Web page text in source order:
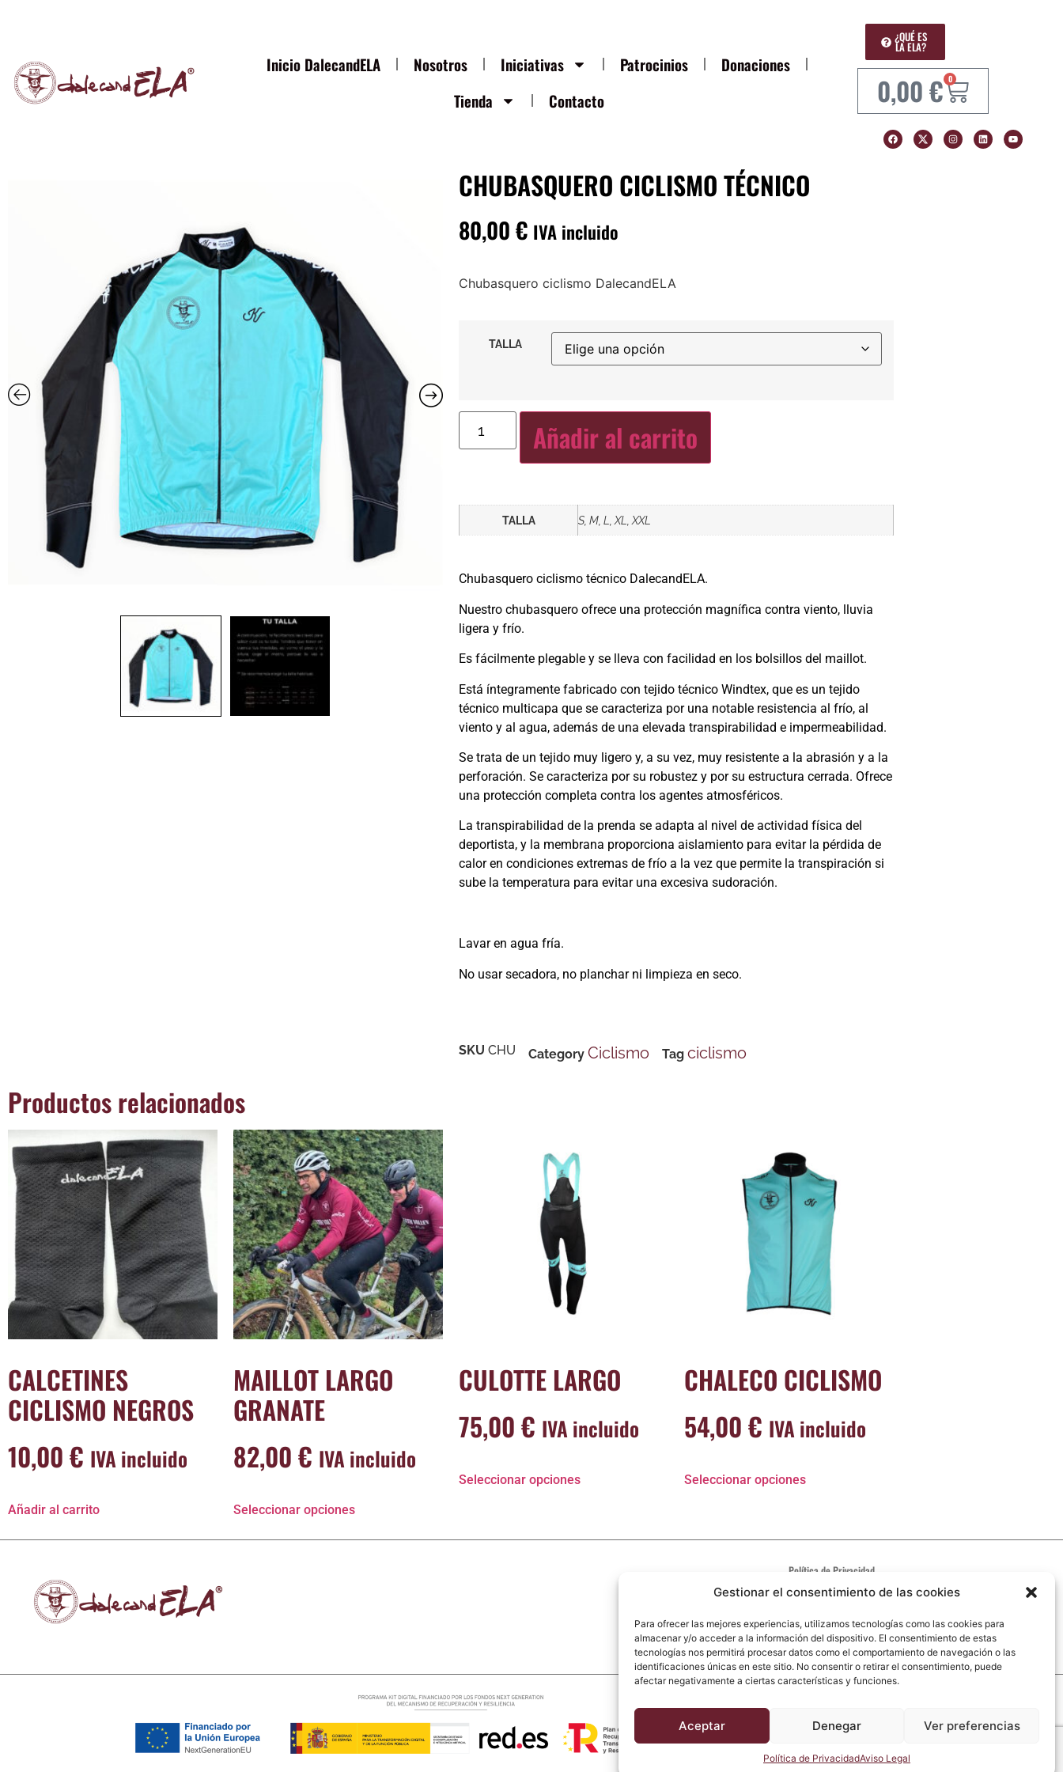
Gestionar el consentimiento de las cookies
Para ofrecer las mejores experiencias, utilizamos tecnologías como las cookies para
almacenar y/o acceder a la información del dispositivo. El consentimiento de estas
tecnologías nos permitirá procesar datos como el comportamiento de navegación o las
identificaciones únicas en este sitio. No consentir o retirar el consentimiento, puede
afectar negativamente a ciertas características y funciones.
Aceptar Denegar Ver preferencias
Política de PrivacidadAviso Legal
Inicio DalecandELA Nosotros Iniciativas Patrocinios
Donaciones
Tienda
Contacto
¿QUÉ ES
LA ELA?
0,00€ 0
CHUBASQUERO CICLISMO TÉCNICO
80,00€ IVA incluido
Chubasquero ciclismo DalecandELA
TALLA
Añadir al carrito
TALLA S, M, L, XL, XXL
Chubasquero ciclismo técnico DalecandELA.
Nuestro chubasquero ofrece una protección magnífica contra viento, lluvia
ligera y frío.
Es fácilmente plegable y se lleva con facilidad en los bolsillos del maillot.
Está íntegramente fabricado con tejido técnico Windtex, que es un tejido
técnico multicapa que se caracteriza por una notable resistencia al frío, al
viento y al agua, además de una elevada transpirabilidad e impermeabilidad.
Se trata de un tejido muy ligero y, a su vez, muy resistente a la abrasión y a la
perforación. Se caracteriza por su robustez y por su estructura cerrada. Ofrece
una protección completa contra los agentes atmosféricos.
La transpirabilidad de la prenda se adapta al nivel de actividad física del
deportista, y la membrana proporciona aislamiento para evitar la pérdida de
calor en condiciones extremas de frío a la vez que permite la transpiración si
sube la temperatura para evitar una excesiva sudoración.
Lavar en agua fría.
No usar secadora, no planchar ni limpieza en seco.
SKU CHU Category Ciclismo Tag ciclismo
Productos relacionados
CALCETINES
CICLISMO NEGROS
10,00€ IVA incluido
Añadir al carrito
MAILLOT LARGO
GRANATE
82,00€ IVA incluido
Seleccionar opciones
CULOTTE LARGO
75,00€ IVA incluido
Seleccionar opciones
CHALECO CICLISMO
54,00€ IVA incluido
Seleccionar opciones
Política de Privacidad
Aviso Legal
Código ético